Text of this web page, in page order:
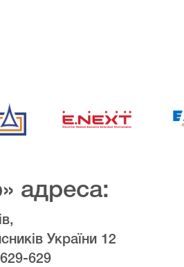
адреса:
України 12
629